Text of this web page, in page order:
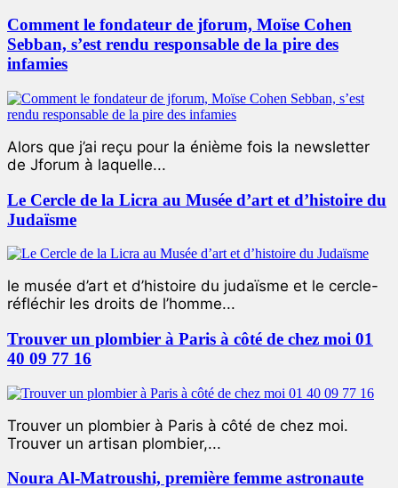
Comment le fondateur de jforum, Moïse Cohen
Sebban, s’est rendu responsable de la pire des
infamies
Alors que j’ai reçu pour la énième fois la newsletter
de Jforum à laquelle...
Le Cercle de la Licra au Musée d’art et d’histoire du
Judaïsme
le musée d’art et d’histoire du judaïsme et le cercle-
réfléchir les droits de l’homme...
Trouver un plombier à Paris à côté de chez moi 01
40 09 77 16
Trouver un plombier à Paris à côté de chez moi.
Trouver un artisan plombier,...
Noura Al-Matroushi, première femme astronaute